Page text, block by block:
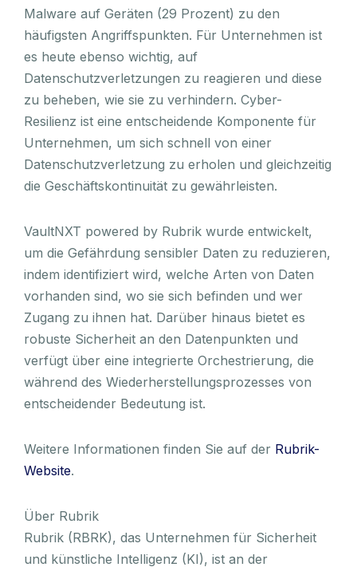
Malware auf Geräten (29 Prozent) zu den
häufigsten Angriffspunkten. Für Unternehmen ist
es heute ebenso wichtig, auf
Datenschutzverletzungen zu reagieren und diese
zu beheben, wie sie zu verhindern. Cyber-
Resilienz ist eine entscheidende Komponente für
Unternehmen, um sich schnell von einer
Datenschutzverletzung zu erholen und gleichzeitig
die Geschäftskontinuität zu gewährleisten.
VaultNXT powered by Rubrik wurde entwickelt,
um die Gefährdung sensibler Daten zu reduzieren,
indem identifiziert wird, welche Arten von Daten
vorhanden sind, wo sie sich befinden und wer
Zugang zu ihnen hat. Darüber hinaus bietet es
robuste Sicherheit an den Datenpunkten und
verfügt über eine integrierte Orchestrierung, die
während des Wiederherstellungsprozesses von
entscheidender Bedeutung ist.
Weitere Informationen finden Sie auf der Rubrik-
Website.
Über Rubrik
Rubrik (RBRK), das Unternehmen für Sicherheit
und künstliche Intelligenz (KI), ist an der